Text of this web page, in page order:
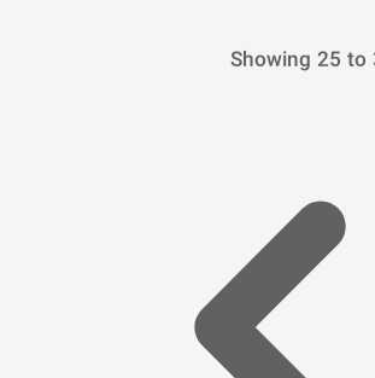
Showing 25 to